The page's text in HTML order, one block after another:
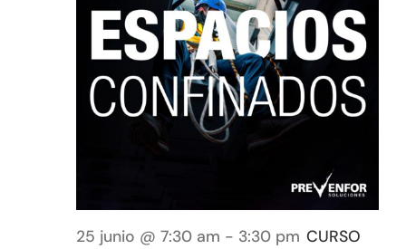
25 junio @ 7:30 am - 3:30 pm CURSO